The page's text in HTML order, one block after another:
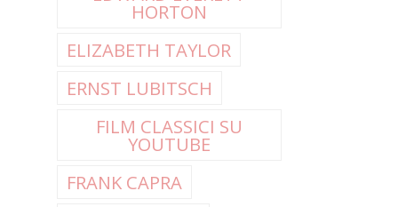
HORTON
ELIZABETH TAYLOR
ERNST LUBITSCH
FILM CLASSICI SU
YOUTUBE
FRANK CAPRA